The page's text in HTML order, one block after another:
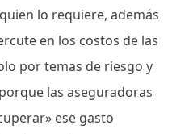
lo requiere, además
en los costos de las
por temas de riesgo y
las aseguradoras
ese gasto